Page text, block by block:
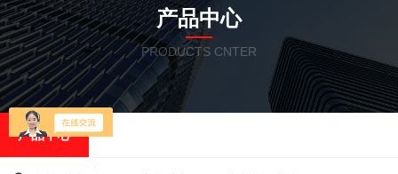
产品中心
PRODUCTS CNTER
产品中心